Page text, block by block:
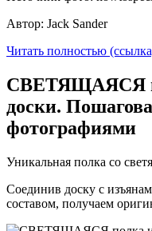
Автор: Jack Sander
Читать полностью
СВЕТЯЩАЯСЯ
доски.
фотографиями
Уникальная полка со
Соединив доску с
составом, получаем